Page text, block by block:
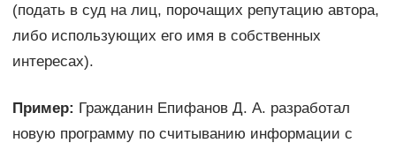
(подать в суд на лиц, порочащих репутацию автора,
либо использующих его имя в собственных
интересах).
Пример: Гражданин Епифанов Д. А. разработал
новую программу по считыванию информации с